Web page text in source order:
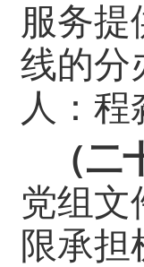
服务提
线的分
人：程
（二
党组文
限承